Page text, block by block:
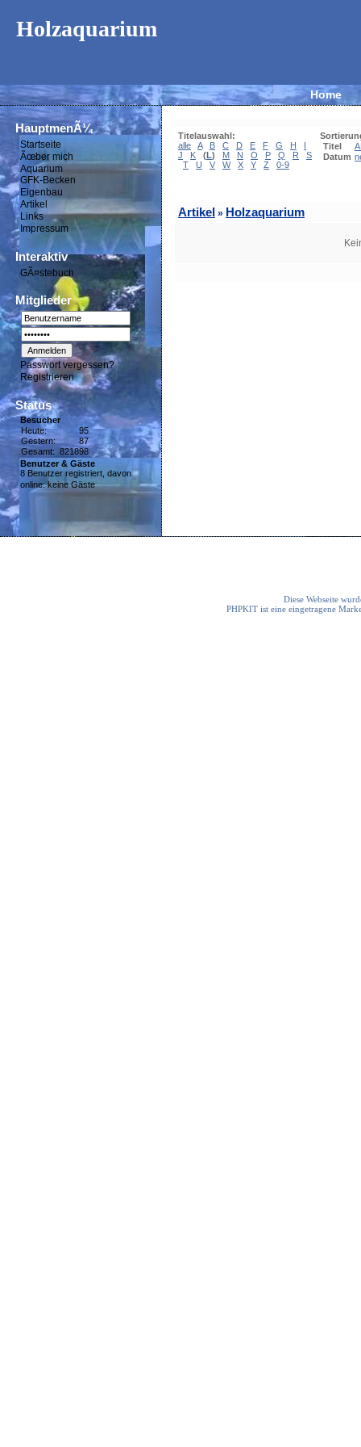
Holzaquarium
Home
HauptmenÃ¼
Startseite
Ãœber mich
Aquarium
GFK-Becken
Eigenbau
Artikel
Links
Impressum
Interaktiv
GÃ¤stebuch
Mitglieder
Passwort vergessen?
Registrieren
Status
Besucher
Heute:
95
Gestern:
87
Gesamt: 821898
Benutzer & Gäste
8 Benutzer registriert, davon
online: keine Gäste
Titelauswahl:
alle
A B C D E F G H
I
J
K (L) M N O P Q R
S
T
U V W X Y Z 0-9
Titel
Datum
Artikel » Holzaquarium
Diese Webseite
PHPKIT ist eine eingetragene